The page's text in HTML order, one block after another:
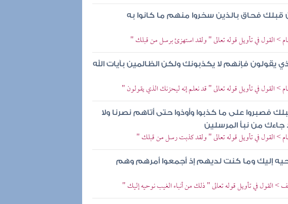
فحاق بالذين سخروا منهم ما كانوا به
> القول في تأويل قوله تعالى " ولقد استهزئ برسل من قبلك "
يقولون فإنهم لا يكذبونك ولكن الظالمين بآيات الله
> القول في تأويل قوله تعالى " قد نعلم إنه ليحزنك الذي يقولون "
فصبروا على ما كذبوا وأوذوا حتى أتاهم نصرنا ولا
جاءك من نبأ المرسلين
> القول في تأويل قوله تعالى " ولقد كذبت رسل من قبلك "
إليك وما كنت لديهم إذ أجمعوا أمرهم وهم
القول في تأويل قوله تعالى " ذلك من أنباء الغيب نوحيه إليك "